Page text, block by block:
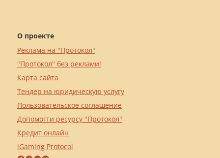
О проекте
Реклама на "Протокол"
"Протокол" без реклами!
Карта сайта
Тендер на юридическую услугу
Пользовательское соглашение
Допомогти ресурсу "Протокол"
Кредит онлайн
iGaming Protocol